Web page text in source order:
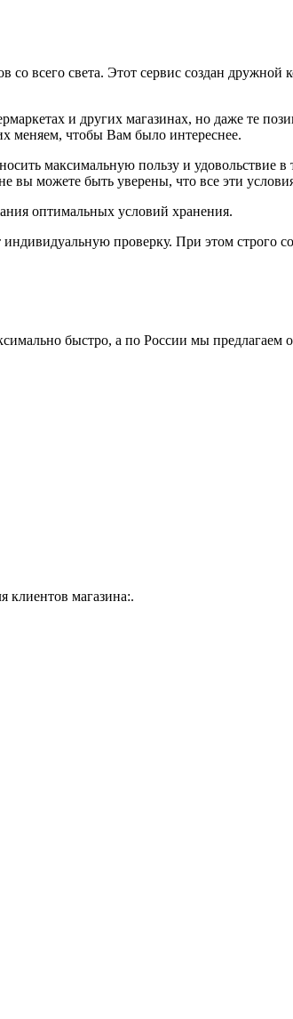
всего света. Этот сервис создан дружной
и других магазинах, но даже те
меняем, чтобы Вам было интереснее.
максимальную пользу и удовольствие
вы можете быть уверены, что все эти
оптимальных условий хранения.
проверку. При этом строго
быстро, а по России мы предлагаем
клиентов магазина:.